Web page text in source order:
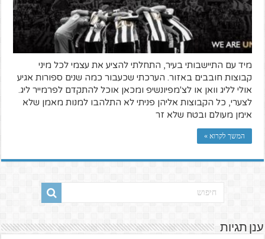
מיד עם התיישבותי בעיר, התחלתי להציע את עצמי לכל מיני
קבוצות חובבים באזור. הערכתי שכעבור כמה שנים ספורות אגיע
אולי לליג וואן או לצ'מפיונשיפ ומכאן אוכל להתקדם לפרמייר ליג.
לצערי, כל הקבוצות אליהן פניתי לא התלהבו למנות מאמן שלא
אימן מעולם ובטח שלא זר
המשך לקרוא »
ענן תגיות